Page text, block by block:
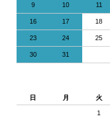
9 10 11
16 17 18
23 24 25
30 31
日 月 火
1